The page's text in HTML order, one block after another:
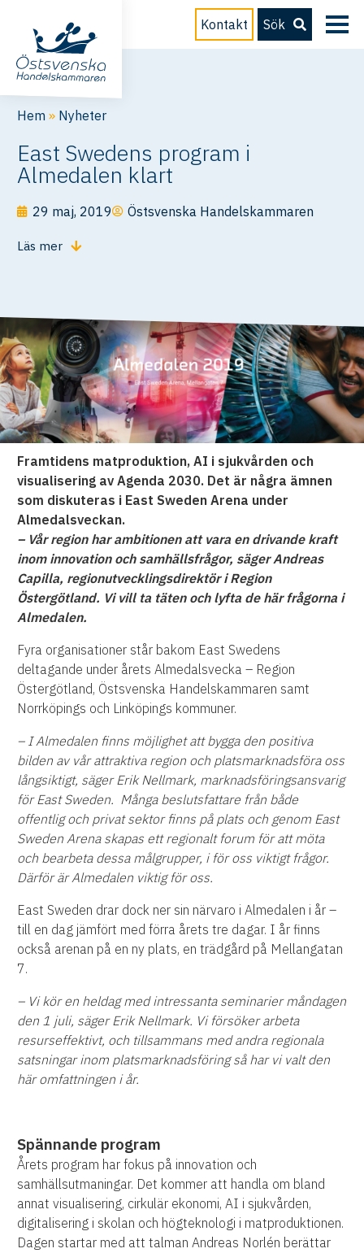
Kontakt Sök
Hem » Nyheter
East Swedens program i
Almedalen klart
29 maj, 2019 Östsvenska Handelskammaren
Läs mer
Framtidens matproduktion, AI i sjukvården och
visualisering av Agenda 2030. Det är några ämnen
som diskuteras i East Sweden Arena under
Almedalsveckan.
– Vår region har ambitionen att vara en drivande kraft
inom innovation och samhällsfrågor, säger Andreas
Capilla, regionutvecklingsdirektör i Region
Östergötland. Vi vill ta täten och lyfta de här frågorna i
Almedalen.
Fyra organisationer står bakom East Swedens
deltagande under årets Almedalsvecka – Region
Östergötland, Östsvenska Handelskammaren samt
Norrköpings och Linköpings kommuner.
– I Almedalen finns möjlighet att bygga den positiva
bilden av vår attraktiva region och platsmarknadsföra oss
långsiktigt, säger Erik Nellmark, marknadsföringsansvarig
för East Sweden. Många beslutsfattare från både
offentlig och privat sektor finns på plats och genom East
Sweden Arena skapas ett regionalt forum för att möta
och bearbeta dessa målgrupper, i för oss viktigt frågor.
Därför är Almedalen viktig för oss.
East Sweden drar dock ner sin närvaro i Almedalen i år –
till en dag jämfört med förra årets tre dagar. I år finns
också arenan på en ny plats, en trädgård på Mellangatan
7.
– Vi kör en heldag med intressanta seminarier måndagen
den 1 juli, säger Erik Nellmark. Vi försöker arbeta
resurseffektivt, och tillsammans med andra regionala
satsningar inom platsmarknadsföring så har vi valt den
här omfattningen i år.
Spännande program
Årets program har fokus på innovation och
samhällsutmaningar. Det kommer att handla om bland
annat visualisering, cirkulär ekonomi, AI i sjukvården,
digitalisering i skolan och högteknologi i matproduktionen.
Dagen startar med att talman Andreas Norlén berättar